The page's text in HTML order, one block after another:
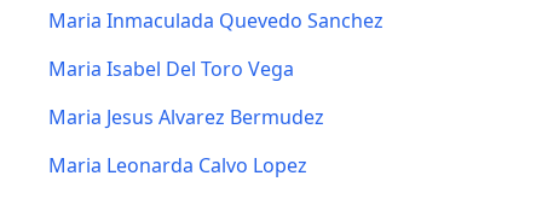
Maria Inmaculada Quevedo Sanchez
Maria Isabel Del Toro Vega
Maria Jesus Alvarez Bermudez
Maria Leonarda Calvo Lopez